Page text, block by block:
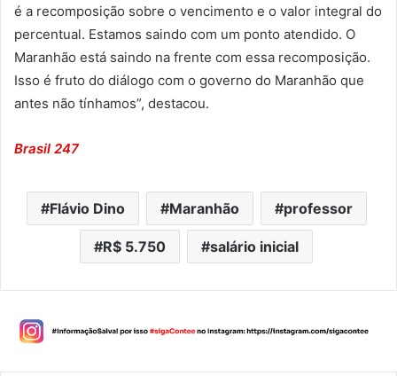
é a recomposição sobre o vencimento e o valor integral do
percentual. Estamos saindo com um ponto atendido. O
Maranhão está saindo na frente com essa recomposição.
Isso é fruto do diálogo com o governo do Maranhão que
antes não tínhamos”, destacou.
Brasil 247
Flávio Dino Maranhão professor
R$ 5.750 salário inicial